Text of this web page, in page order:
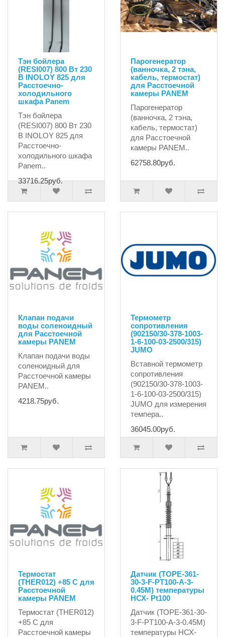
Тэн бойлера
(RESI007) 800 Вт 230
В INOLOY 825 для
Расстоечно-
холодильного
шкафа Panem
Тэн бойлера
(RESI007) 800 Вт 230
В INOLOY 825 для
Расстоечно-
холодильного шкафа
Panem..
33716.25руб.
Парогенератор
(ванночка, 2 тэна,
кабель, термостат)
для Расстоечной
камеры PANEM
Парогенератор
(ванночка, 2 тэна,
кабель, термостат)
для Расстоечной
камеры PANEM..
62758.80руб.
Клапан подачи
воды соленоидный
для Расстоечной
камеры PANEM
Клапан подачи воды
соленоидный для
Расстоечной камеры
PANEM..
4218.75руб.
Термометр
сопротивления
(902150/30-378-1003-
1-6-100-03-2500/315)
JUMO
Вставной термометр
сопротивления
(902150/30-378-1003-
1-6-100-03-2500/315)
JUMO для измерения
темпера..
36045.00руб.
Термостат
(THER012) +85 С для
Расстоечной
камеры PANEM
Термостат (THER012)
+85 С для
Расстоечной камеры
Датчик (ТОРЕ-361-
30-3-F-PT100-A-3-
0.45М) температуры
НСХ- Pt100
Датчик (ТОРЕ-361-30-
3-F-PT100-A-3-0.45М)
температуры НСХ-